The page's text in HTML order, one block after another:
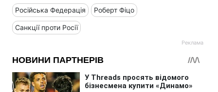
Російська Федерація Роберт Фіцо
Санкції проти Росії